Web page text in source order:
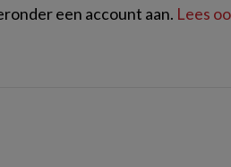
een account aan. Lees